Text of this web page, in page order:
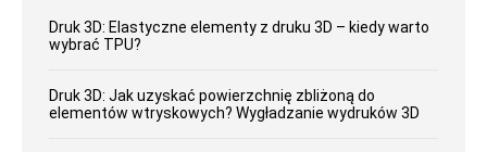
Druk 3D: Elastyczne elementy z druku 3D – kiedy warto
wybrać TPU?
Druk 3D: Jak uzyskać powierzchnię zbliżoną do
elementów wtryskowych? Wygładzanie wydruków 3D